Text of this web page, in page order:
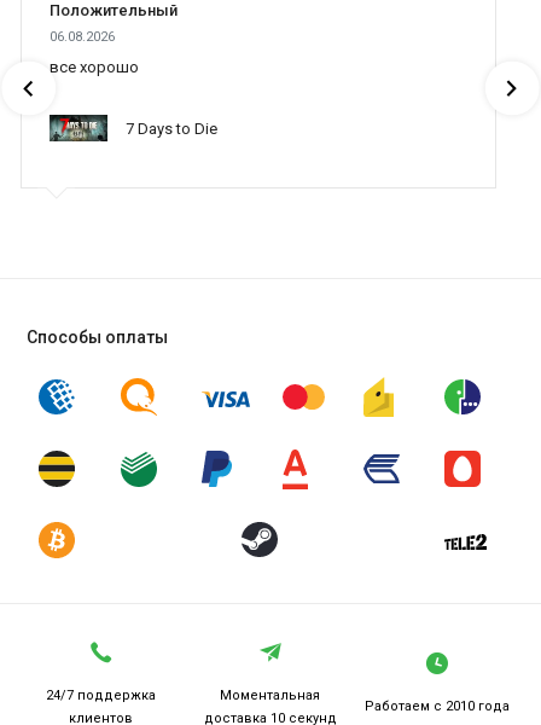
Положительный
06.08.2026
все хорошо
7 Days to Die
Способы оплаты
24/7 поддержка
клиентов
Моментальная
доставка 10 секунд
Работаем с 2010 года